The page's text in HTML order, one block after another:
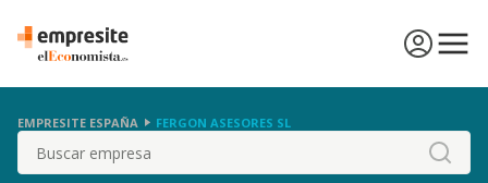
EMPRESITE ESPAÑA FERGON ASESORES SL
Buscar